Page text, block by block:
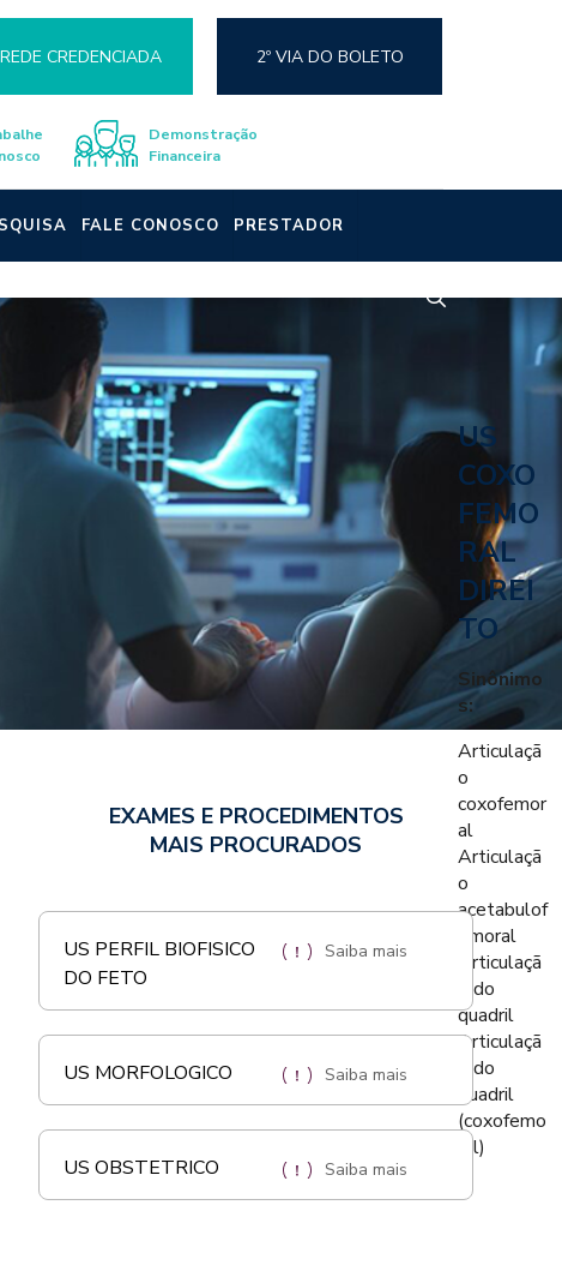
REDE CREDENCIADA 2º VIA DO BOLETO
Demonstração
Financeira
FALE CONOSCO PRESTADOR
US
COXO
FEMO
RAL
DIREI
TO
Sinônimo
s:
Articulaçã
o
coxofemor
al
Articulaçã
o
acetabulof
emoral
Articulaçã
o do
quadril
Articulaçã
o do
quadril
(coxofemo
ral)
EXAMES E PROCEDIMENTOS
MAIS PROCURADOS
US PERFIL BIOFISICO
DO FETO
Saiba mais
US MORFOLOGICO Saiba mais
US OBSTETRICO Saiba mais